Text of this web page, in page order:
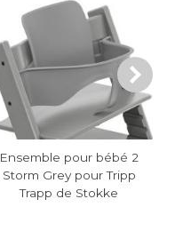
Ensemble pour bébé 2
Storm Grey pour Tripp
Trapp de Stokke